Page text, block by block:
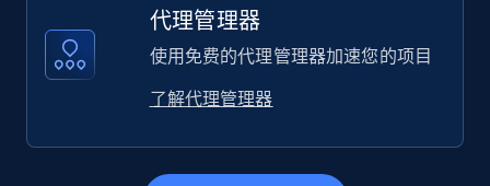
代理管理器
使用免费的代理管理器加速您的项目
了解代理管理器